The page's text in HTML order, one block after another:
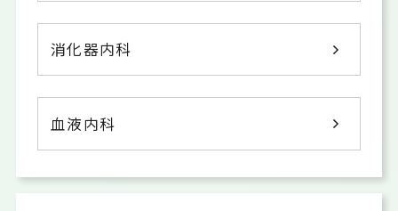
消化器内科
血液内科